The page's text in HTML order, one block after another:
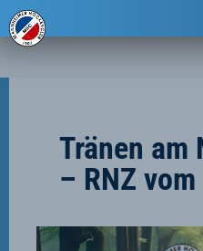
Tränen am
– RNZ